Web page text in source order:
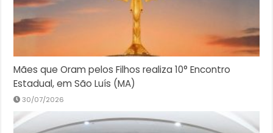
Mães que Oram pelos Filhos realiza 10° Encontro
Estadual, em São Luís (MA)
30/07/2026